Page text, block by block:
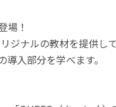
場！
ナルの教材を提供して
入部分を学べます。